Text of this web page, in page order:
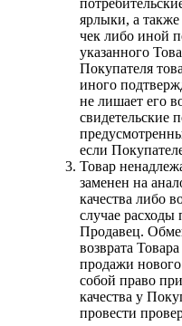
ярлыки, а
чек либо иной
указанного
Покупателя
иного
не лишает его
свидетельские
если
Товар
заменен на
качества либо
случае расходы
Продавец.
возврата
продажи нового
собой право
качества у
провести